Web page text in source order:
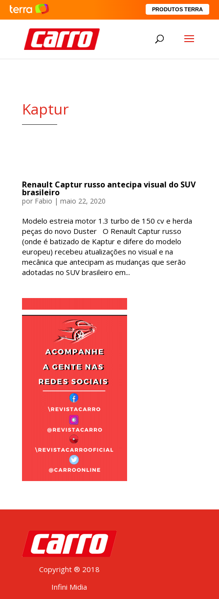
PRODUTOS TERRA
Kaptur
Renault Captur russo antecipa visual do SUV
brasileiro
por Fabio | maio 22, 2020
Modelo estreia motor 1.3 turbo de 150 cv e herda
peças do novo Duster O Renault Captur russo
(onde é batizado de Kaptur e difere do modelo
europeu) recebeu atualizações no visual e na
mecânica que antecipam as mudanças que serão
adotadas no SUV brasileiro em...
Copyright ® 2018
Infini Midia